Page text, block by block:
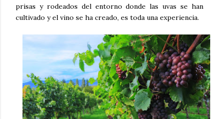
prisas y rodeados del entorno donde las uvas se han
cultivado y el vino se ha creado, es toda una experiencia.